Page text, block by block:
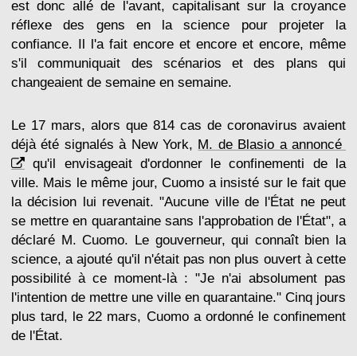
est donc allé de l'avant, capitalisant sur la croyance
réflexe des gens en la science pour projeter la
confiance. Il l'a fait encore et encore et encore, même
s'il communiquait des scénarios et des plans qui
changeaient de semaine en semaine.
Le 17 mars, alors que 814 cas de coronavirus avaient
déjà été signalés à New York, M. de Blasio a annoncé
qu'il envisageait d'ordonner le confinementi de la
ville. Mais le même jour, Cuomo a insisté sur le fait que
la décision lui revenait. "Aucune ville de l'État ne peut
se mettre en quarantaine sans l'approbation de l'État", a
déclaré M. Cuomo. Le gouverneur, qui connaît bien la
science, a ajouté qu'il n'était pas non plus ouvert à cette
possibilité à ce moment-là : "Je n'ai absolument pas
l'intention de mettre une ville en quarantaine." Cinq jours
plus tard, le 22 mars, Cuomo a ordonné le confinement
de l'État.